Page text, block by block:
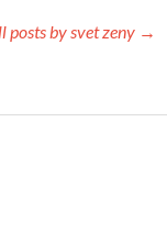
posts by svet zeny →